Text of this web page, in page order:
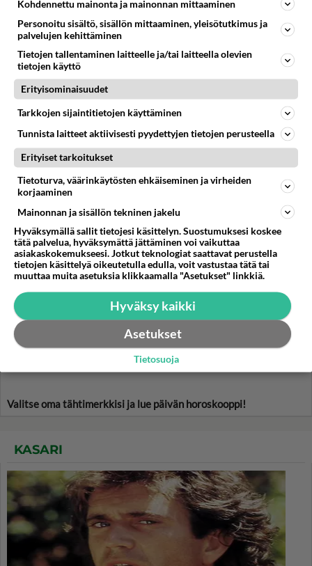
Minestronekeitto on
saapasmaasta kotoisin oleva
tuhti keitto.
Kesäkurpitsalasagne on
tuunattu versio klassisesta
italialaislasagnesta.
Lohkoperunat toimii mainiosti
sellaisenaan naposteluun tai
pääruoan lisukkeeksi.
Juustokierteet ovat
naposteluherkku, mutta kyllä
nautittavaksi.
HOROSKOOPPI
8.8.2026
Valitse oma tähtimerkkisi ja lue päivän horoskooppi!
KASARI
Kohdennettu mainonta ja mainonnan mittaaminen
Personoitu sisältö, sisällön mittaaminen, yleisötutkimus ja
palvelujen kehittäminen
Tietojen tallentaminen laitteelle ja/tai laitteella olevien
tietojen käyttö
Erityisominaisuudet
Tarkkojen sijaintitietojen käyttäminen
Tunnista laitteet aktiivisesti pyydettyjen tietojen perusteella
Erityiset tarkoitukset
Tietoturva, väärinkäytösten ehkäiseminen ja virheiden
korjaaminen
Mainonnan ja sisällön tekninen jakelu
Hyväksymällä sallit tietojesi käsittelyn. Suostumuksesi koskee
tätä palvelua, hyväksymättä jättäminen voi vaikuttaa
asiakaskokemukseesi. Jotkut teknologiat saattavat perustella
tietojen käsittelyä oikeutetulla edulla, voit vastustaa tätä tai
muuttaa muita asetuksia klikkaamalla "Asetukset" linkkiä.
Hyväksy kaikki
Asetukset
Tietosuoja